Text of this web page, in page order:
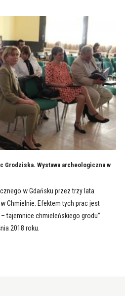
Grodziska. Wystawa archeologiczna w
w Gdańsku przez trzy lata
Chmielnie. Efektem tych prac jest
tajemnice chmieleńskiego grodu”.
2018 roku.